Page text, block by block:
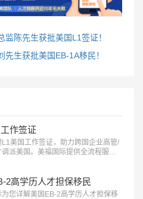
监陈先生获批美国L1签证！
生获批美国EB-1A移民！
作签证
L1美国工作签证，助力跨国企业高管/
调派美国。美福国际提供全流程服
！…
2高学历人才担保移民
为您详解美国EB-2高学历人才担保移